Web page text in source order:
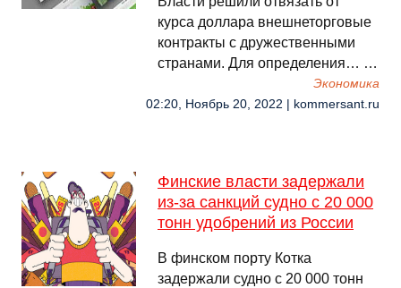
курса доллара внешнеторговые
контракты с дружественными
странами. Для определения… …
Экономика
02:20, Ноябрь 20, 2022 | kommersant.ru
Финские власти задержали
из-за санкций судно с 20 000
тонн удобрений из России
В финском порту Котка
задержали судно с 20 000 тонн